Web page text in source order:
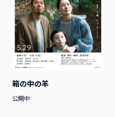
箱の中の羊
公開中